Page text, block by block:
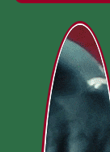
Baixe